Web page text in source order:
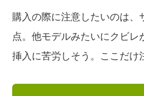
購入の際に注意したいのは、
点。他モデルみたいにクビレ
挿入に苦労しそう。ここだけ